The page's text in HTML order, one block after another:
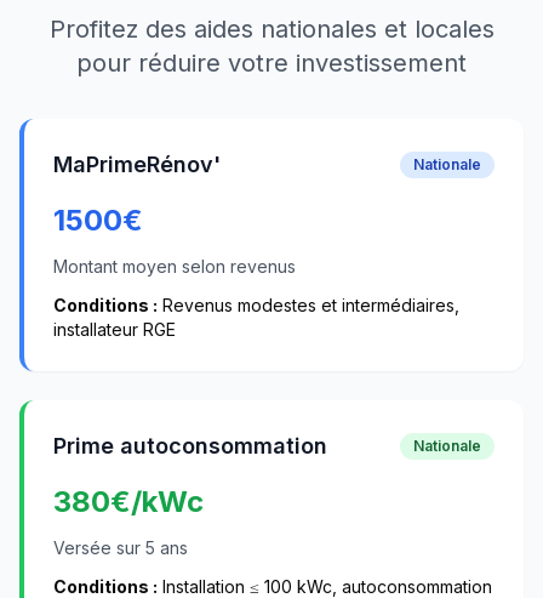
Profitez des aides nationales et locales
pour réduire votre investissement
MaPrimeRénov' Nationale
1500€
Montant moyen selon revenus
Conditions : Revenus modestes et intermédiaires,
installateur RGE
Prime autoconsommation Nationale
380€/kWc
Versée sur 5 ans
Conditions : Installation ≤ 100 kWc, autoconsommation